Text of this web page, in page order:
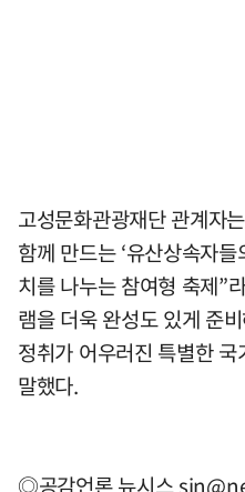
고성문화관광재단 관계자
함께 만드는 ‘유산상속자
치를 나누는 참여형 축제”
램을 더욱 완성도 있게 준
정취가 어우러진 특별한
말했다.
◎공감언론 뉴시스